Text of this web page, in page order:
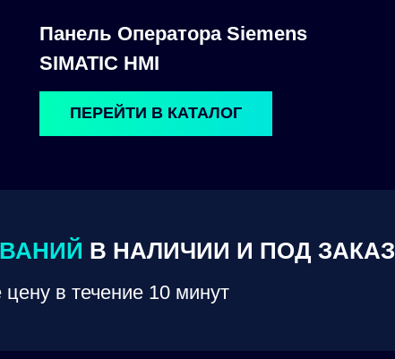
В НАЛИЧИИ И ПОД ЗАКАЗ
в течение 10 минут
Панель Оператора Siemens
SIMATIC HMI
ПЕРЕЙТИ В КАТАЛОГ